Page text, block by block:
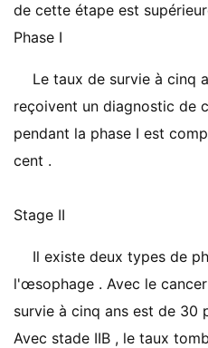
de cette étape est
Phase I
Le taux de survie à cinq
reçoivent un diagnostic de
pendant la phase I est
cent .
Stage II
Il existe deux types de
l'œsophage . Avec le
survie à cinq ans est de 30
Avec stade IIB , le taux